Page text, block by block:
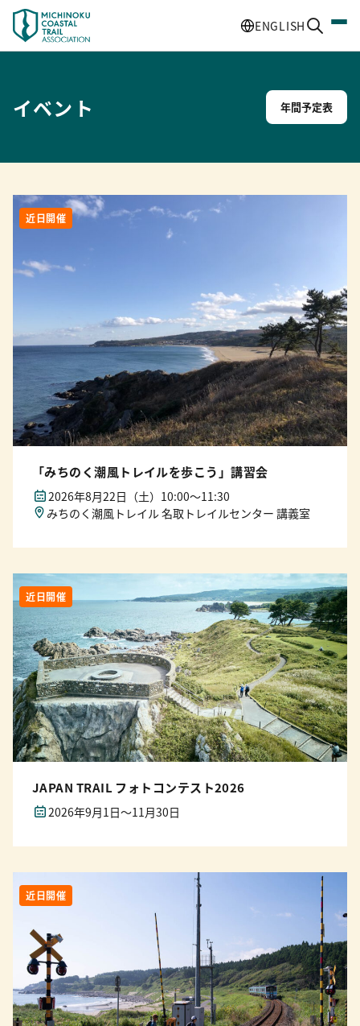
ENGLISH
イベント 年間予定表
近日開催
「みちのく潮風トレイルを歩こう」講習会
2026年8月22日（土）10:00〜11:30
みちのく潮風トレイル 名取トレイルセンター 講義室
近日開催
JAPAN TRAIL フォトコンテスト2026
2026年9月1日～11月30日
近日開催